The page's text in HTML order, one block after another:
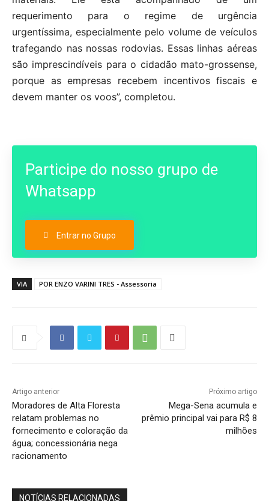
requerimento para o regime de urgência
urgentíssima, especialmente pelo volume de veículos
trafegando nas nossas rodovias. Essas linhas aéreas
são imprescindíveis para o cidadão mato-grossense,
porque as empresas recebem incentivos fiscais e
devem manter os voos”, completou.
Participe do nosso grupo de
Whatsapp
Entrar no Grupo
VIA POR ENZO VARINI TRES - Assessoria
Artigo anterior
Moradores de Alta Floresta
relatam problemas no
fornecimento e coloração da
água; concessionária nega
racionamento
Próximo artigo
Mega-Sena acumula e
prêmio principal vai para R$ 8
milhões
NOTÍCIAS RELACIONADAS